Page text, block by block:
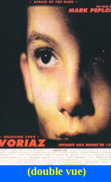
(double vue)